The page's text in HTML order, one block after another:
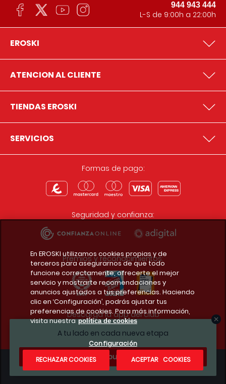
A tu lado en cada nueva etapa
¿Te apuntas?
944 943 444
L-S de 9:00h a 22:00h
EROSKI
ATENCION AL CLIENTE
TIENDAS EROSKI
SERVICIOS
Formas de pago:
Seguridad y confianza:
Premios y reconocimientos:
Descarga la app del club
Condiciones legales
En EROSKI utilizamos cookies propias y de
terceros para asegurarnos de que todo
funcione correctamente, ofrecerte el mejor
servicio y mostrarte recomendaciones y
anuncios ajustados a tus preferencias. Haciendo
clic en ‘Configuración’, podrás ajustar tus
preferencias de cookies. Para más información,
visita nuestra política de cookies
Configuración
RECHAZAR COOKIES
ACEPTAR COOKIES